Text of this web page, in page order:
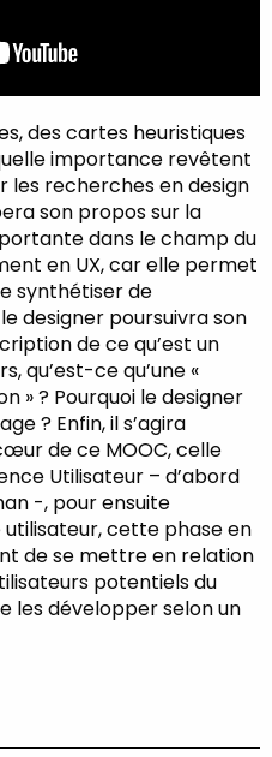
des cartes heuristiques
importance revêtent
les recherches en design
son propos sur la
dans le champ du
en UX, car elle permet
synthétiser de
designer poursuivra son
de ce qu’est un
qu’est-ce qu’une «
» ? Pourquoi le designer
? Enfin, il s’agira
de ce MOOC, celle
Utilisateur – d’abord
-, pour ensuite
cette phase en
de se mettre en relation
potentiels du
les développer selon un